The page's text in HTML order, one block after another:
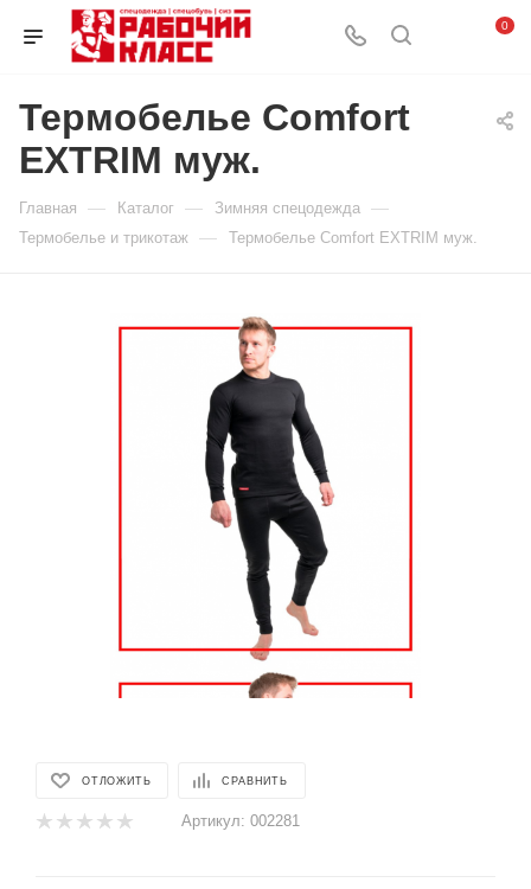
0
Термобелье Comfort
EXTRIM муж.
Главная — Каталог — Зимняя спецодежда —
Термобелье и трикотаж — Термобелье Comfort EXTRIM муж.
ОТЛОЖИТЬ СРАВНИТЬ
Артикул: 002281